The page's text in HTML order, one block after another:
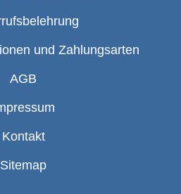
und Zahlungsarten
AGB
Kontakt
Sitemap